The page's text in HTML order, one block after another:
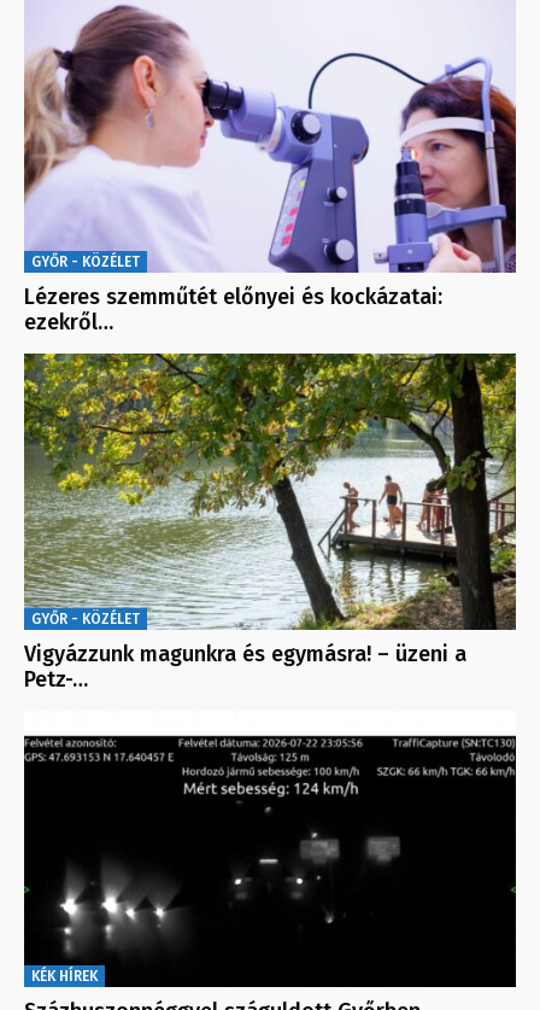
GYŐR - KÖZÉLET
Lézeres szemműtét előnyei és kockázatai:
ezekről…
GYŐR - KÖZÉLET
Vigyázzunk magunkra és egymásra! – üzeni a
Petz-…
KÉK HÍREK